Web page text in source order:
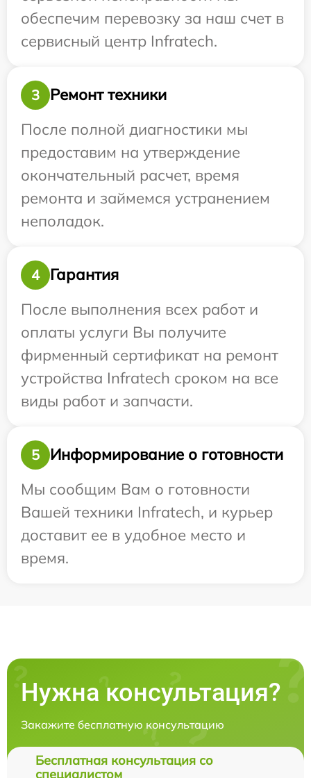
обеспечим перевозку за наш счет в
сервисный центр Infratech.
3
Ремонт техники
После полной диагностики мы
предоставим на утверждение
окончательный расчет, время
ремонта и займемся устранением
неполадок.
4
Гарантия
После выполнения всех работ и
оплаты услуги Вы получите
фирменный сертификат на ремонт
устройства Infratech сроком на все
виды работ и запчасти.
5
Информирование о готовности
Мы сообщим Вам о готовности
Вашей техники Infratech, и курьер
доставит ее в удобное место и
время.
Нужна консультация?
Закажите бесплатную консультацию
Бесплатная консультация со
специалистом